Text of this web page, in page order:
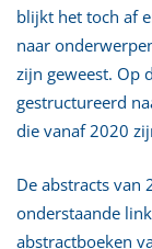
blijkt het toch af
naar
zijn geweest. Op
gestructureerd
die vanaf 2020
De abstracts
onderstaande
abstractboeken